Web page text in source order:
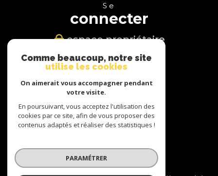
Se
connecter
espace propriétaire
Nous
suivre
Nous
adhérons
Comme beaucoup, notre site
utilise les cookies
On aimerait vous accompagner pendant
votre visite.
En poursuivant, vous acceptez l'utilisation des
cookies par ce site, afin de vous proposer des
contenus adaptés et réaliser des statistiques !
PARAMÉTRER